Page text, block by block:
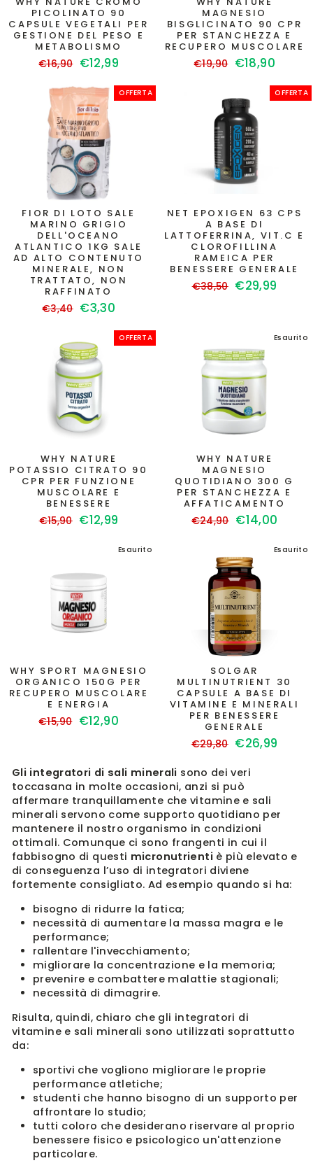
PICOLINATO 90
CAPSULE VEGETALI PER
GESTIONE DEL PESO E
METABOLISMO
Prezzo
listino
€16,90 Prezzo
€12,99
MAGNESIO
BISGLICINATO 90 CPR
PER STANCHEZZA E
RECUPERO MUSCOLARE
Prezzo
€19,90 Prezzo
€18,90
OFFERTA
FIOR DI LOTO SALE
MARINO GRIGIO
DELL'OCEANO
ATLANTICO 1KG SALE
AD ALTO CONTENUTO
MINERALE, NON
TRATTATO, NON
RAFFINATO
Prezzo
€3,40 Prezzo
€3,30
OFFERTA
NET EPOXIGEN 63 CPS
A BASE DI
LATTOFERRINA, VIT.C E
CLOROFILLINA
RAMEICA PER
BENESSERE GENERALE
Prezzo
€38,50 Prezzo
€29,99
OFFERTA
WHY NATURE
POTASSIO CITRATO 90
CPR PER FUNZIONE
MUSCOLARE E
BENESSERE
Prezzo
€15,90 Prezzo
€12,99
Esaurito
WHY NATURE
MAGNESIO
QUOTIDIANO 300 G
PER STANCHEZZA E
AFFATICAMENTO
Prezzo
€24,90 Prezzo
€14,00
Esaurito
WHY SPORT MAGNESIO
ORGANICO 150G PER
RECUPERO MUSCOLARE
E ENERGIA
Prezzo
€15,90 Prezzo
€12,90
Esaurito
SOLGAR
MULTINUTRIENT 30
CAPSULE A BASE DI
VITAMINE E MINERALI
PER BENESSERE
GENERALE
Prezzo
listino
€29,80 Prezzo
€26,99
Gli integratori di sali minerali sono dei veri
toccasana in molte occasioni, anzi si può
affermare tranquillamente che vitamine e sali
minerali servono come supporto quotidiano per
mantenere il nostro organismo in condizioni
ottimali. Comunque ci sono frangenti in cui il
fabbisogno di questi micronutrientiè più elevato e
di conseguenza l’uso di integratori diviene
fortemente consigliato. Ad esempio quando si ha:
bisogno di ridurre la fatica;
necessità di aumentare la massa magra e le
performance;
rallentare l'invecchiamento;
migliorare la concentrazione e la memoria;
prevenire e combattere malattie stagionali;
necessità di dimagrire.
Risulta, quindi, chiaro che gli integratori di
vitamine e sali minerali sono utilizzati soprattutto
da:
sportivi che vogliono migliorare le proprie
performance atletiche;
studenti che hanno bisogno di un supporto per
affrontare lo studio;
tutti coloro che desiderano riservare al proprio
benessere fisico e psicologico un'attenzione
particolare.